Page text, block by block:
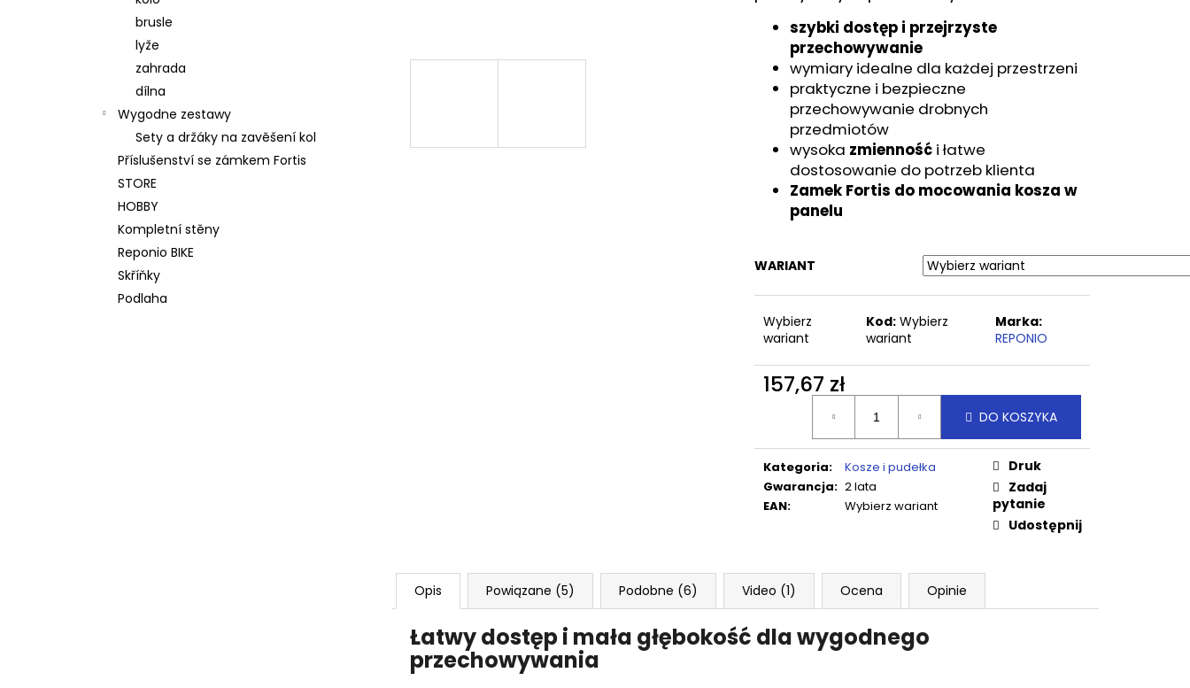
brusle
lyže
zahrada
dílna
Wygodne zestawy
Sety a držáky na zavěšení kol
Příslušenství se zámkem Fortis
STORE
HOBBY
Kompletní stěny
Reponio BIKE
Skříňky
Podlaha
szybki dostęp i przejrzyste
przechowywanie
wymiary idealne dla każdej przestrzeni
praktyczne i bezpieczne
przechowywanie drobnych
przedmiotów
wysoka zmienność i łatwe
dostosowanie do potrzeb klienta
Zamek Fortis do mocowania kosza w
panelu
WARIANT
Wybierz
wariant
Kod: Wybierz
wariant
Marka:
REPONIO
157,67 zł
jednostkowa:
DO KOSZYKA
Kategoria:
Kosze i pudełka
Gwarancja: 2 lata
EAN: Wybierz wariant
Druk
Zadaj
pytanie
Udostępnij
Opis Powiązane (5) Podobne (6) Video (1) Ocena Opinie
Łatwy dostęp i mała głębokość dla wygodnego
przechowywania
WALL KIT 200 ORIGINAL SZARY
2 214,43 zł
Pierwotnie:
HAK SIMPLO 5 CM